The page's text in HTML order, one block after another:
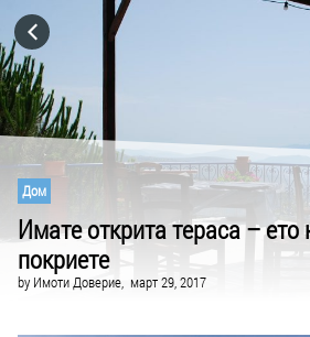
Дом
Имате открита тераса –
покриете
by Имоти Доверие, март 29, 2017
GO TO
VISIT WEBSITE